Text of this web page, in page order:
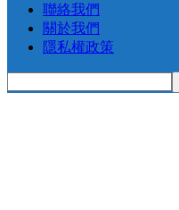
聯絡我們
關於我們
隱私權政策